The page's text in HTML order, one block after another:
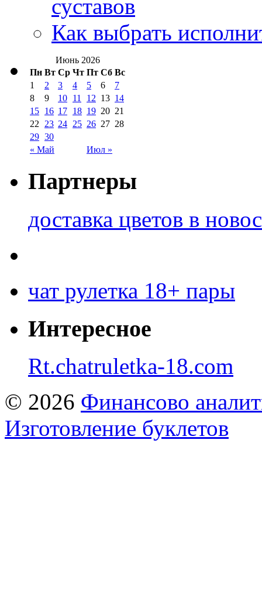
суставов
Как выбрать
Июнь 2026
Пн Вт Ср Чт Пт Сб Вс
« Май Июл »
1 2 3 4 5 6
7
8
9 10 11 12 13 14
15 16 17 18 19 20 21
22
23 24 25 26 27 28
29 30
Партнеры
доставка цветов в
чат рулетка 18+ пары
Интересное
Rt.chatruletka-18.com
© 2026 Финансово
Изготовление буклетов